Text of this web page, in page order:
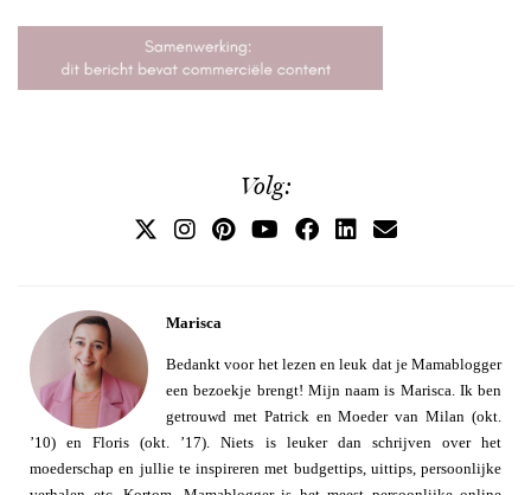
Volg:
Marisca
Bedankt voor het lezen en leuk dat je Mamablogger
een bezoekje brengt! Mijn naam is Marisca. Ik ben
getrouwd met Patrick en Moeder van Milan (okt.
’10) en Floris (okt. ’17). Niets is leuker dan schrijven over het
moederschap en jullie te inspireren met budgettips, uittips, persoonlijke